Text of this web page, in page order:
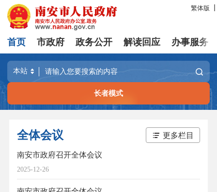
繁体版
首页 市政府 政务公开 解读回应 办事服务
长者模式
全体会议 更多栏目
2025-12-26
南安市政府召开全体会议